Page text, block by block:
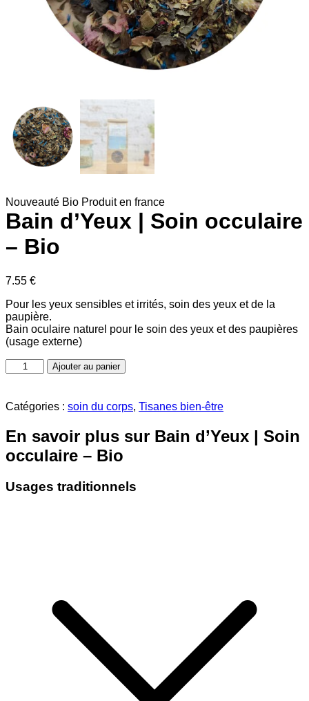
Nouveauté Bio Produit en france
Bain d’Yeux | Soin occulaire
– Bio
7.55 €
Pour les yeux sensibles et irrités, soin des yeux et de la
paupière.
Bain oculaire naturel pour le soin des yeux et des paupières
(usage externe)
quantité
de
d'Yeux
occulaire
-
Bio
Ajouter au panier
Catégories : soin du corps, Tisanes bien-être
En savoir plus sur Bain d’Yeux | Soin
occulaire – Bio
Usages traditionnels